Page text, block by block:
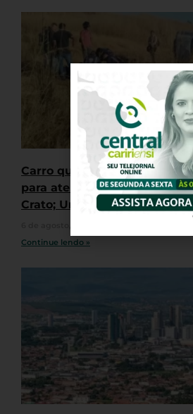
Carro que transportava
para atendimento em
Crato; Uma pessoa morreu
Continue lendo »